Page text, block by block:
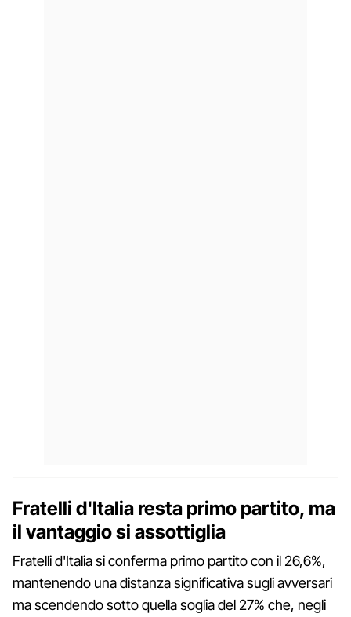
Fratelli d'Italia resta primo partito, ma
il vantaggio si assottiglia
Fratelli d'Italia si conferma primo partito con il 26,6%,
mantenendo una distanza significativa sugli avversari
ma scendendo sotto quella soglia del 27% che, negli